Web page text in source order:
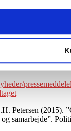
For tredje år i træk
offentlig-
arkivmappe—
2021/4/for-tredje-
i-
Den Sociale
Petersen (2015).
samarbejde”.